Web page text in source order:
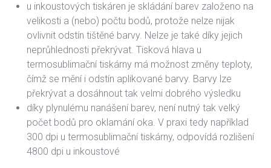
u inkoustových tiskáren je skládání barev založeno na
velikosti a (nebo) počtu bodů, protože nelze nijak
ovlivnit odstín tištěné barvy. Nelze je také díky jejich
neprůhlednosti překrývat. Tisková hlava u
termosublimační tiskárny má možnost změny teploty,
čímž se mění i odstín aplikované barvy. Barvy lze
překrývat a dosáhnout tak velmi dobrého výsledku
díky plynulému nanášení barev, není nutný tak velký
počet bodů pro oklamání oka. V praxi tedy například
300 dpi u termosublimační tiskárny, odpovídá rozlišení
4800 dpi u inkoustové